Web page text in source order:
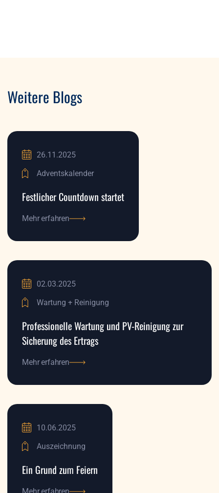
Weitere Blogs
26.11.2025
Adventskalender
Festlicher Countdown startet
Mehr erfahren
02.03.2025
Wartung + Reinigung
Professionelle Wartung und PV-Reinigung zur
Sicherung des Ertrags
Mehr erfahren
10.06.2025
Auszeichnung
Ein Grund zum Feiern